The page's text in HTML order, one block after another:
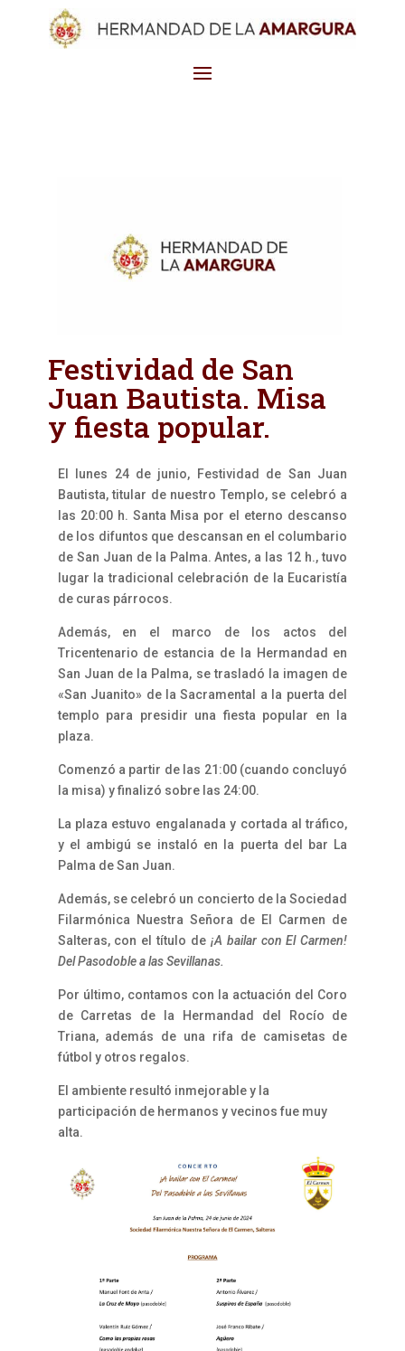
Festividad de San
Juan Bautista. Misa
y fiesta popular.
El lunes 24 de junio, Festividad de San Juan
Bautista, titular de nuestro Templo, se celebró a
las 20:00 h. Santa Misa por el eterno descanso
de los difuntos que descansan en el columbario
de San Juan de la Palma. Antes, a las 12 h., tuvo
lugar la tradicional celebración de la Eucaristía
de curas párrocos.
Además, en el marco de los actos del
Tricentenario de estancia de la Hermandad en
San Juan de la Palma, se trasladó la imagen de
«San Juanito» de la Sacramental a la puerta del
templo para presidir una fiesta popular en la
plaza.
Comenzó a partir de las 21:00 (cuando concluyó
la misa) y finalizó sobre las 24:00.
La plaza estuvo engalanada y cortada al tráfico,
y el ambigú se instaló en la puerta del bar La
Palma de San Juan.
Además, se celebró un concierto de la Sociedad
Filarmónica Nuestra Señora de El Carmen de
Salteras, con el título de ¡A bailar con El Carmen!
Del Pasodoble a las Sevillanas.
Por último, contamos con la actuación del Coro
de Carretas de la Hermandad del Rocío de
Triana, además de una rifa de camisetas de
fútbol y otros regalos.
El ambiente resultó inmejorable y la
participación de hermanos y vecinos fue muy
alta.